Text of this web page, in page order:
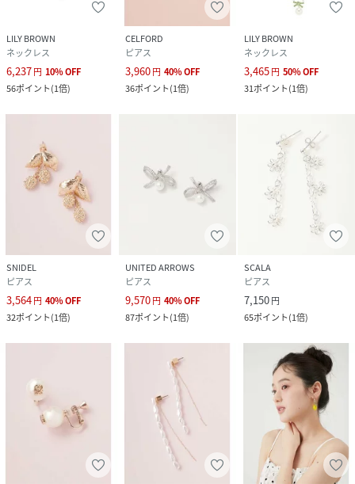
LILY BROWN
ネックレス
6,237円 10%OFF
56ポイント(1倍)
CELFORD
ピアス
3,960円 40%OFF
36ポイント(1倍)
LILY BROWN
ネックレス
3,465円 50%OFF
31ポイント(1倍)
SNIDEL
ピアス
3,564円 40%OFF
32ポイント(1倍)
UNITED ARROWS
ピアス
9,570円 40%OFF
87ポイント(1倍)
SCALA
ピアス
7,150円
65ポイント(1倍)